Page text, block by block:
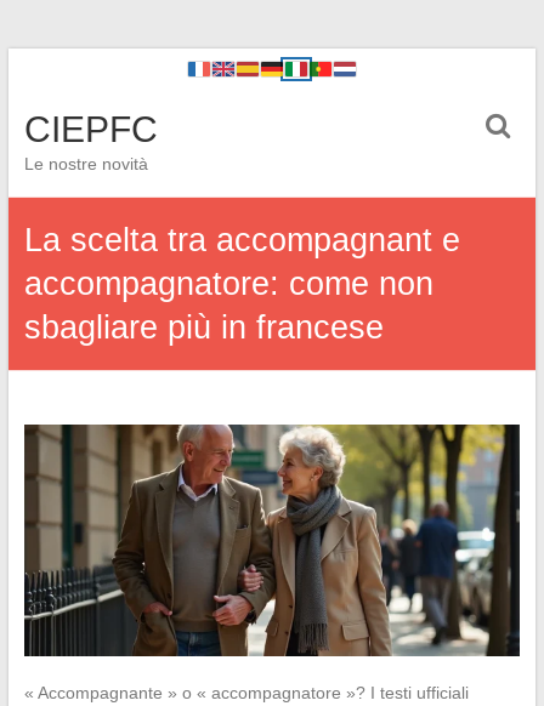
CIEPFC
Le nostre novità
La scelta tra accompagnant e
accompagnatore: come non
sbagliare più in francese
« Accompagnante » o « accompagnatore »? I testi ufficiali